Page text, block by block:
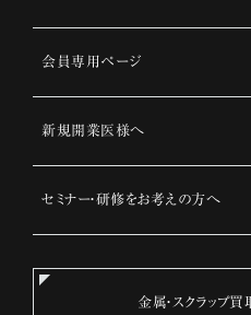
会員専用ページ
新規開業医様へ
セミナー・研修をお考えの方へ
金属・スクラップ買